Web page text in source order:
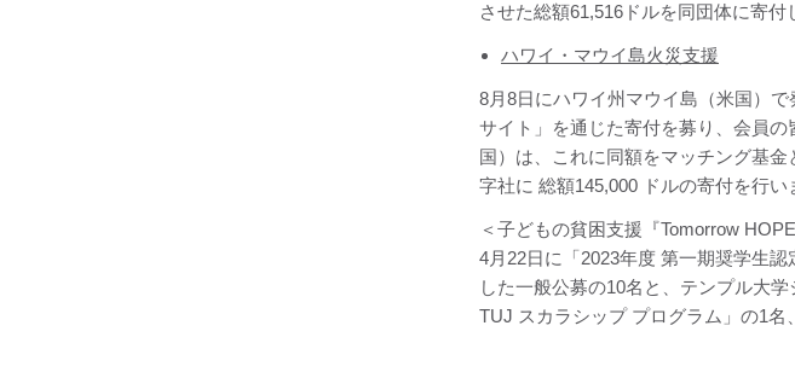
させた総額61,516ドルを同団体に寄付
ハワイ・マウイ島火災支援
8月8日にハワイ州マウイ島（米国）
サイト」を通じた寄付を募り、会員
国）は、これに同額をマッチング基
字社に 総額145,000 ドルの寄付を行い
＜子どもの貧困支援『Tomorrow
4月22日に「2023年度 第一期奨学生
した一般公募の10名と、テンプル大
TUJ スカラシップ プログラム」の1名